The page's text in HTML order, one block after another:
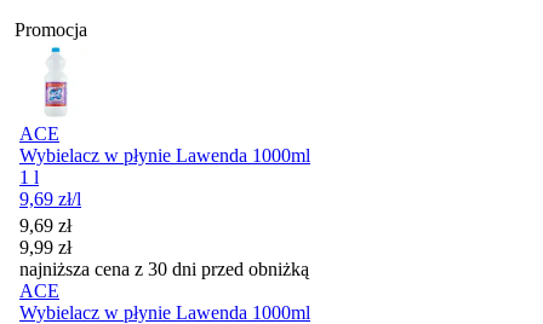
Promocja
ACE
Wybielacz w płynie Lawenda 1000ml
1 l
9,69 zł/l
Cena promocyjna
9,69 zł
9,99 zł
najniższa cena z 30 dni przed obniżką
ACE
Wybielacz w płynie Lawenda 1000ml